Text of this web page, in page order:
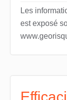
Les
est exposé